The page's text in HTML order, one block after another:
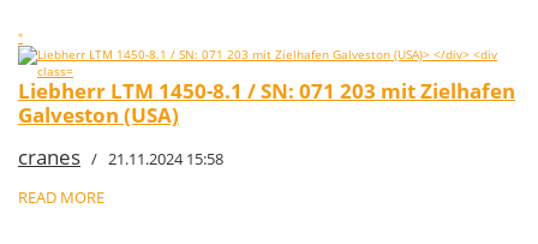
"
Liebherr LTM 1450-8.1 / SN: 071 203 mit Zielhafen
Galveston (USA)
cranes / 21.11.2024 15:58
READ MORE